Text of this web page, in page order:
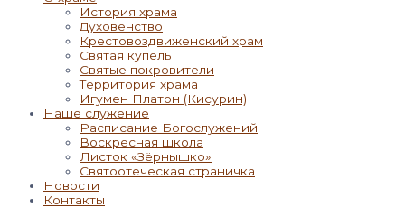
История храма
Духовенство
Крестовоздвиженский храм
Святая купель
Святые покровители
Территория храма
Игумен Платон (Кисурин)
Наше служение
Расписание Богослужений
Воскресная школа
Листок «Зёрнышко»
Святоотеческая страничка
Новости
Контакты